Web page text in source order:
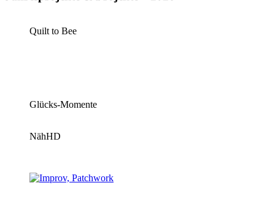
Quilt to Bee
Glücks-Momente
NähHD